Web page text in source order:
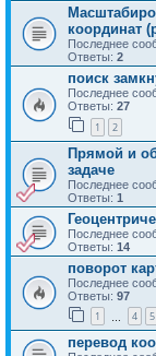
координат
Последнее
Ответы: 2
поиск
Последнее
Ответы: 27
1 2
Прямой и
задаче
Последнее
Ответы: 1
Последнее
Ответы: 14
поворот
Последнее
Ответы: 97
1 4 5
перевод